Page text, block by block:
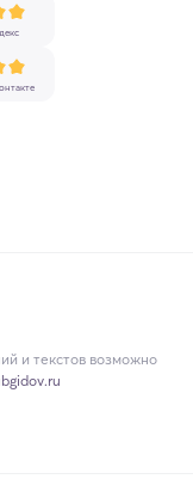
и текстов возможно